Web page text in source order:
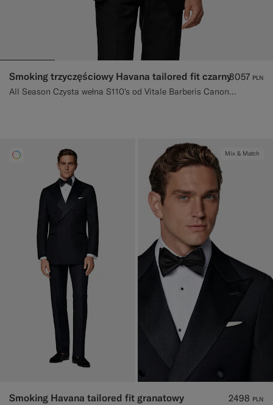
Smoking trzyczęściowy Havana tailored fit czarny
All Season Czysta wełna S110's od Vitale Barberis Canonico, Włochy
3057 PLN
Mix & Match
Smoking Havana tailored fit granatowy 2498 PLN